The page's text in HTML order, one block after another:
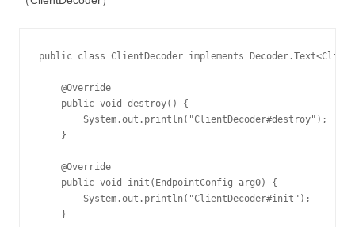
public class ClientDecoder implements
@Override
public void destroy() {
System.out.println("ClientDecoder#destroy");
}
@Override
public void init(EndpointConfig arg0) {
System.out.println("ClientDecoder#init");
}